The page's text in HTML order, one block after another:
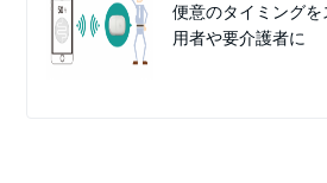
便意のタイミング
用者や要介護者に